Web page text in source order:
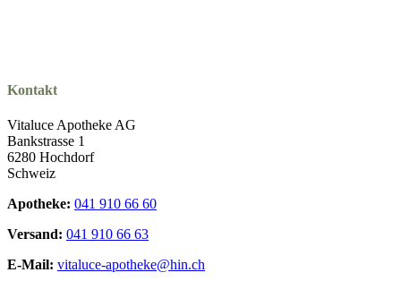
Kontakt
Vitaluce Apotheke AG
Bankstrasse 1
6280 Hochdorf
Schweiz
Apotheke: 041 910 66 60
Versand: 041 910 66 63
E-Mail: vitaluce-apotheke@hin.ch